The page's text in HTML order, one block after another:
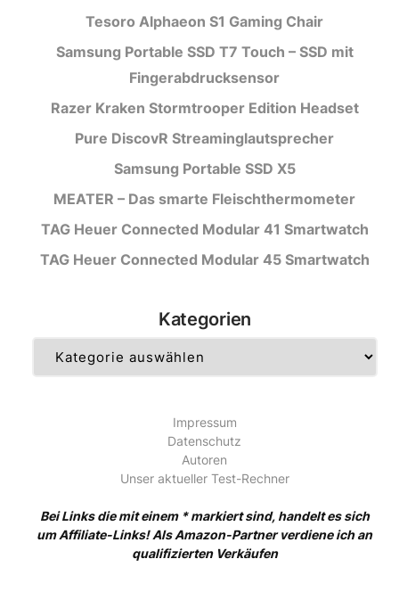
Tesoro Alphaeon S1 Gaming Chair
Samsung Portable SSD T7 Touch – SSD mit
Fingerabdrucksensor
Razer Kraken Stormtrooper Edition Headset
Pure DiscovR Streaminglautsprecher
Samsung Portable SSD X5
MEATER – Das smarte Fleischthermometer
TAG Heuer Connected Modular 41 Smartwatch
TAG Heuer Connected Modular 45 Smartwatch
Kategorien
Impressum
Datenschutz
Autoren
Unser aktueller Test-Rechner
Bei Links die mit einem * markiert sind, handelt es sich
um Affiliate-Links! Als Amazon-Partner verdiene ich an
qualifizierten Verkäufen